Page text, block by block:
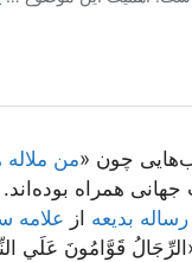
چون «من
همراه
بدیعه از علامه
قَوَّامُونَ عَلَي‌